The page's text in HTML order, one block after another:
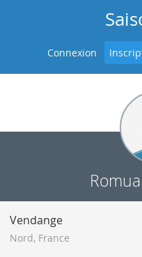
Connexion
Vendange
Nord, France